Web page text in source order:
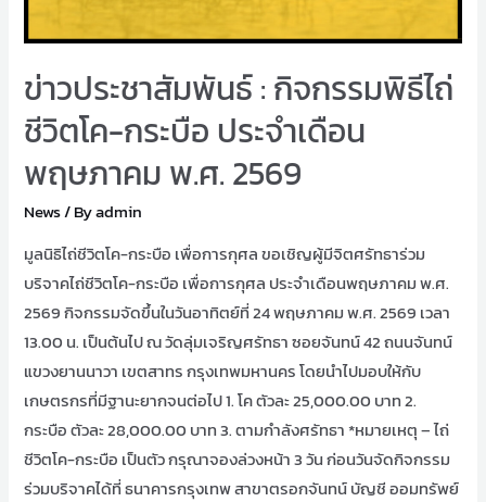
ข่าวประชาสัมพันธ์ : กิจกรรมพิธีไถ่
ชีวิตโค-กระบือ ประจำเดือน
พฤษภาคม พ.ศ. 2569
News/ Byadmin
มูลนิธิไถ่ชีวิตโค-กระบือ เพื่อการกุศล ขอเชิญผู้มีจิตศรัทธาร่วม
บริจาคไถ่ชีวิตโค-กระบือ เพื่อการกุศล ประจำเดือนพฤษภาคม พ.ศ.
2569 กิจกรรมจัดขึ้นในวันอาทิตย์ที่ 24 พฤษภาคม พ.ศ. 2569 เวลา
13.00 น. เป็นต้นไป ณ วัดลุ่มเจริญศรัทธา ซอยจันทน์ 42 ถนนจันทน์
แขวงยานนาวา เขตสาทร กรุงเทพมหานคร โดยนำไปมอบให้กับ
เกษตรกรที่มีฐานะยากจนต่อไป 1. โค ตัวละ 25,000.00 บาท 2.
กระบือ ตัวละ 28,000.00 บาท 3. ตามกำลังศรัทธา *หมายเหตุ – ไถ่
ชีวิตโค-กระบือ เป็นตัว กรุณาจองล่วงหน้า 3 วัน ก่อนวันจัดกิจกรรม
ร่วมบริจาคได้ที่ ธนาคารกรุงเทพ สาขาตรอกจันทน์ บัญชี ออมทรัพย์